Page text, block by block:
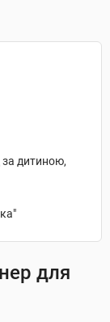
за дитиною,
для